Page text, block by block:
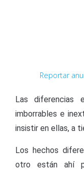
Reportar
Las diferencias
imborrables e
insistir en ellas, a
Los hechos
otro están ahí